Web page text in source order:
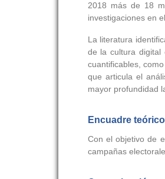
2018 más de 18
investigaciones en
La literatura
de la cultura digital
cuantificables,
que articula el
mayor profundidad
Encuadre teórico
Con el objetivo de
campañas